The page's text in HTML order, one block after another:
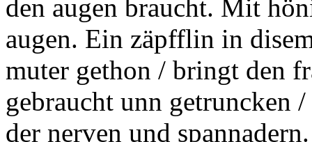
den augen braucht. Mit
augen. Ein zäpfflin in
muter gethon / bringt den
gebraucht unn getruncken
der nerven und spannadern.